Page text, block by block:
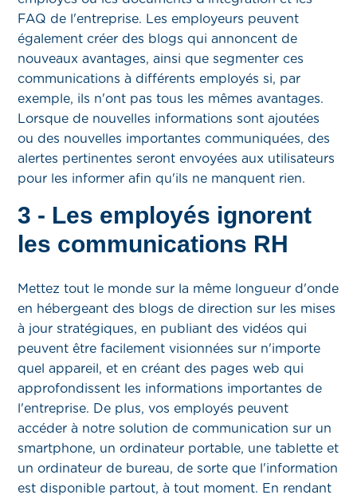
FAQ de l'entreprise. Les employeurs peuvent
également créer des blogs qui annoncent de
nouveaux avantages, ainsi que segmenter ces
communications à différents employés si, par
exemple, ils n'ont pas tous les mêmes avantages.
Lorsque de nouvelles informations sont ajoutées
ou des nouvelles importantes communiquées, des
alertes pertinentes seront envoyées aux utilisateurs
pour les informer afin qu'ils ne manquent rien.
3 - Les employés ignorent
les communications RH
Mettez tout le monde sur la même longueur d'onde
en hébergeant des blogs de direction sur les mises
à jour stratégiques, en publiant des vidéos qui
peuvent être facilement visionnées sur n'importe
quel appareil, et en créant des pages web qui
approfondissent les informations importantes de
l'entreprise. De plus, vos employés peuvent
accéder à notre solution de communication sur un
smartphone, un ordinateur portable, une tablette et
un ordinateur de bureau, de sorte que l'information
est disponible partout, à tout moment. En rendant